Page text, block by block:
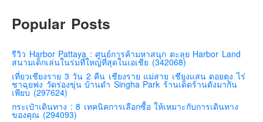
สิงคโปร์
มาเลเชีย
เวียดนาม
ฮ่องกง
มาเก๊า
Popular Posts
รีวิว Harbor Pattaya : ศูนย์การค้ามหาสนุก ตะลุย Harbor Land
สนามเด็กเล่นในร่มที่ใหญ่ที่สุดในเอเชีย (342068)
เที่ยวเชียงราย 3 วัน 2 คืน เชียงราย แม่สาย เชียงแสน ดอยตุง ไร่
ชาฉุยฟง วัดร่องขุ่น บ้านดำ Singha Park ร้านเด็ดร้านดังมากัน
เพียบ (297624)
กระเป๋าเดินทาง : 8 เทคนิคการเลือกซื้อ ให้เหมาะกับการเดินทาง
ของคุณ (294093)